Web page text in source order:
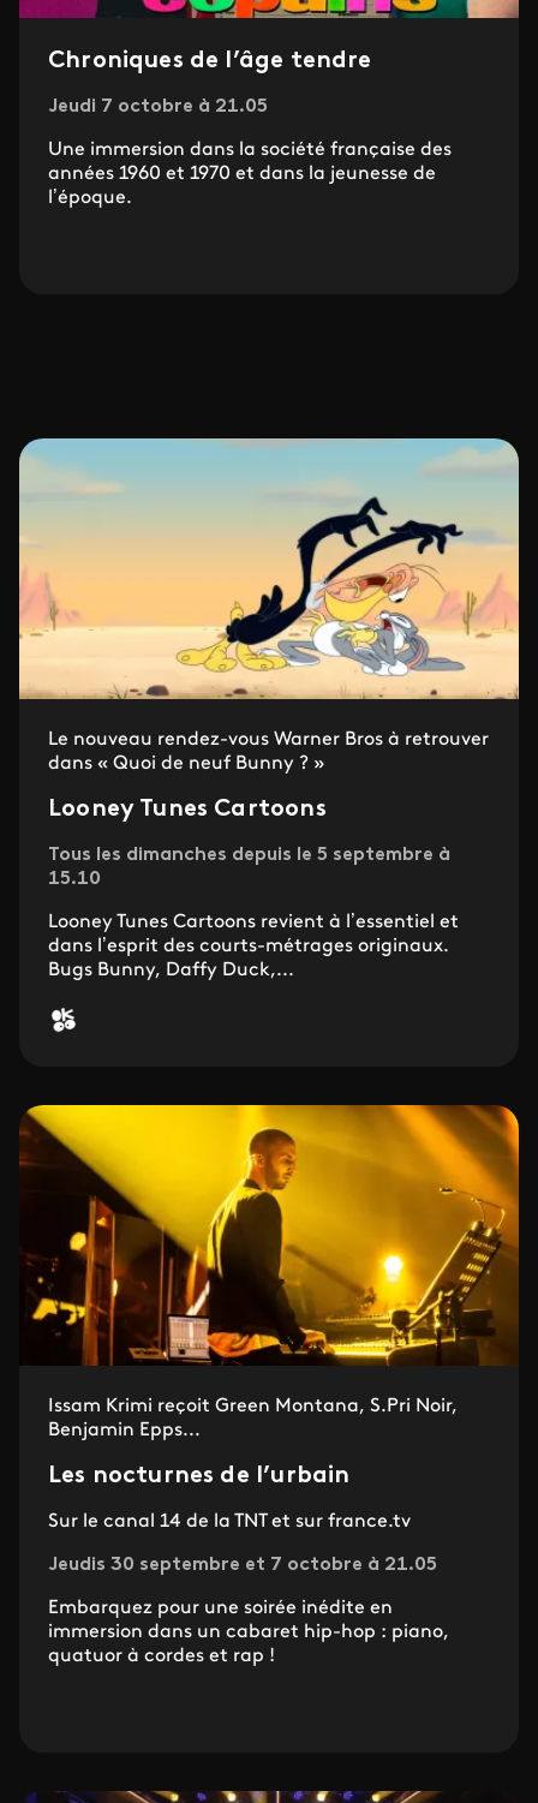
Chroniques de l’âge tendre
Jeudi 7 octobre à 21.05
Une immersion dans la société française des
années 1960 et 1970 et dans la jeunesse de
l’époque.
Le nouveau rendez-vous Warner Bros à retrouver
dans « Quoi de neuf Bunny ? »
Looney Tunes Cartoons
Tous les dimanches depuis le 5 septembre à
15.10
Looney Tunes Cartoons revient à l’essentiel et
dans l’esprit des courts-métrages originaux.
Bugs Bunny, Daffy Duck,...
Issam Krimi reçoit Green Montana, S.Pri Noir,
Benjamin Epps...
Les nocturnes de l’urbain
Sur le canal 14 de la TNT et sur france.tv
Jeudis 30 septembre et 7 octobre à 21.05
Embarquez pour une soirée inédite en
immersion dans un cabaret hip-hop : piano,
quatuor à cordes et rap !